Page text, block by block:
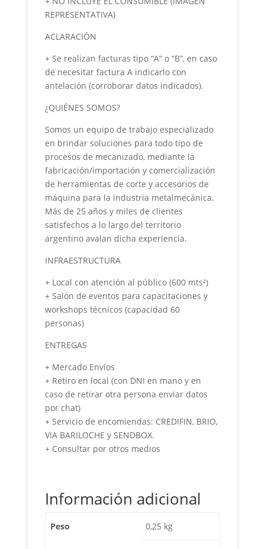
REPRESENTATIVA)
ACLARACIÓN
+ Se realizan facturas tipo “A” o “B”, en caso
de necesitar factura A indicarlo con
antelación (corroborar datos indicados).
¿QUIÉNES SOMOS?
Somos un equipo de trabajo especializado
en brindar soluciones para todo tipo de
procesos de mecanizado, mediante la
fabricación/importación y comercialización
de herramientas de corte y accesorios de
máquina para la industria metalmecánica.
Más de 25 años y miles de clientes
satisfechos a lo largo del territorio
argentino avalan dicha experiencia.
INFRAESTRUCTURA
+ Local con atención al público (600 mts²)
+ Salón de eventos para capacitaciones y
workshops técnicos (capacidad 60
personas)
ENTREGAS
+ Mercado Envíos
+ Retiro en local (con DNI en mano y en
caso de retirar otra persona enviar datos
por chat)
+ Servicio de encomiendas: CREDIFIN, BRIO,
VIA BARILOCHE y SENDBOX.
+ Consultar por otros medios
Información adicional
Peso 0,25 kg